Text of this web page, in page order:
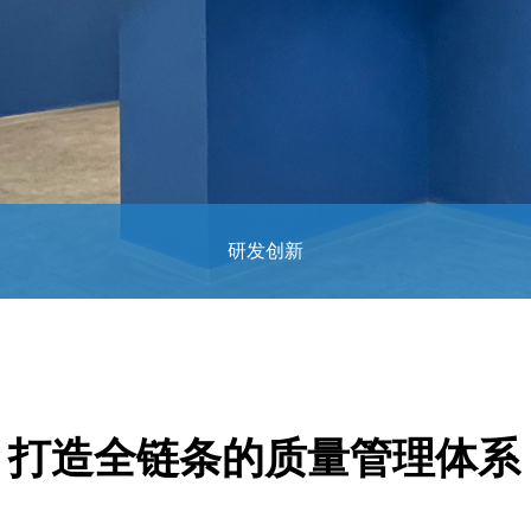
研发创新
打造全链条的质量管理体系